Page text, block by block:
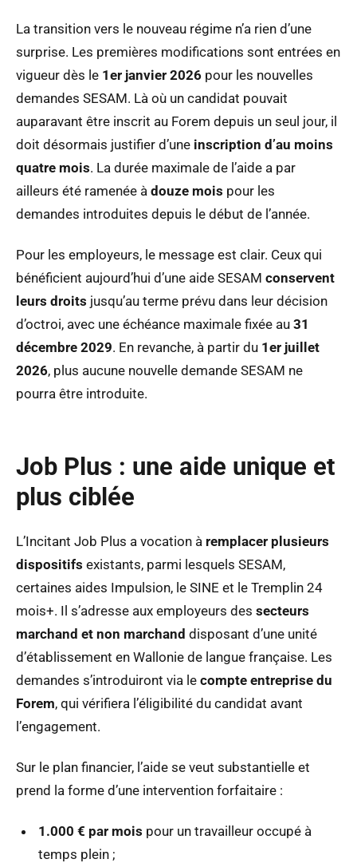
La transition vers le nouveau régime n’a rien d’une
surprise. Les premières modifications sont entrées en
vigueur dès le 1er janvier 2026 pour les nouvelles
demandes SESAM. Là où un candidat pouvait
auparavant être inscrit au Forem depuis un seul jour, il
doit désormais justifier d’une inscription d’au moins
quatre mois. La durée maximale de l’aide a par
ailleurs été ramenée à douze mois pour les
demandes introduites depuis le début de l’année.
Pour les employeurs, le message est clair. Ceux qui
bénéficient aujourd’hui d’une aide SESAM conservent
leurs droits jusqu’au terme prévu dans leur décision
d’octroi, avec une échéance maximale fixée au 31
décembre 2029. En revanche, à partir du 1er juillet
2026, plus aucune nouvelle demande SESAM ne
pourra être introduite.
Job Plus : une aide unique et
plus ciblée
L’Incitant Job Plus a vocation à remplacer plusieurs
dispositifs existants, parmi lesquels SESAM,
certaines aides Impulsion, le SINE et le Tremplin 24
mois+. Il s’adresse aux employeurs des secteurs
marchand et non marchand disposant d’une unité
d’établissement en Wallonie de langue française. Les
demandes s’introduiront via le compte entreprise du
Forem, qui vérifiera l’éligibilité du candidat avant
l’engagement.
Sur le plan financier, l’aide se veut substantielle et
prend la forme d’une intervention forfaitaire :
1.000 € par mois pour un travailleur occupé à
temps plein ;